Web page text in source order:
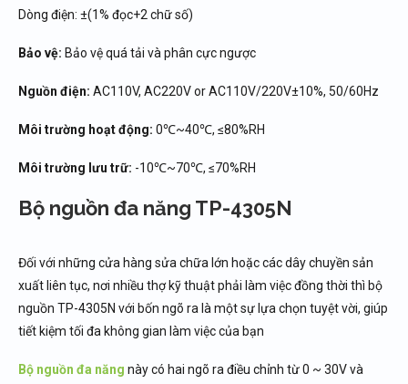
Dòng điện: ±(1% đọc+2 chữ số)
Bảo vệ: Bảo vệ quá tải và phân cực ngược
Nguồn điện: AC110V, AC220V or AC110V/220V±10%, 50/60Hz
Môi trường hoạt động: 0℃~40℃, ≤80%RH
Môi trường lưu trữ: -10℃~70℃, ≤70%RH
Bộ nguồn đa năng TP-4305N
Đối với những cửa hàng sửa chữa lớn hoặc các dây chuyền sản
xuất liên tục, nơi nhiều thợ kỹ thuật phải làm việc đồng thời thì bộ
nguồn TP-4305N với bốn ngõ ra là một sự lựa chọn tuyệt vời, giúp
tiết kiệm tối đa không gian làm việc của bạn
Bộ nguồn đa năng này có hai ngõ ra điều chỉnh từ 0 ~ 30V và